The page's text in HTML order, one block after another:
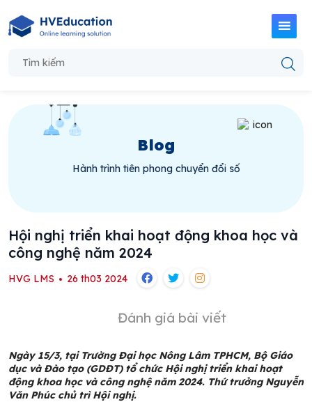
Blog
Hành trình tiên phong chuyển đổi số
Hội nghị triển khai hoạt động khoa học và
công nghệ năm 2024
HVG LMS 26 th03 2024
Đánh giá bài viết
Ngày 15/3, tại Trường Đại học Nông Lâm TPHCM, Bộ Giáo
dục và Đào tạo (GDĐT) tổ chức Hội nghị triển khai hoạt
động khoa học và công nghệ năm 2024. Thứ trưởng Nguyễn
Văn Phúc chủ trì Hội nghị.